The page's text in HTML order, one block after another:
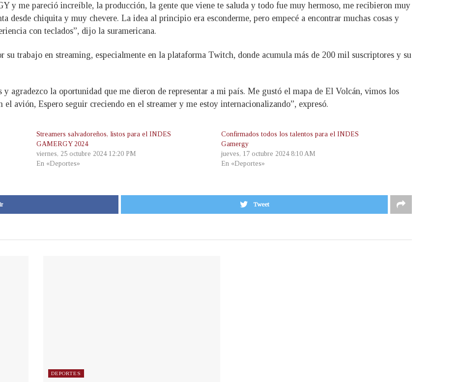
y me pareció increíble, la producción, la gente que viene te saluda y todo fue muy hermoso, me recibieron muy
desde chiquita y muy chevere. La idea al principio era esconderme, pero empecé a encontrar muchas cosas y
con teclados”, dijo la suramericana.
su trabajo en streaming, especialmente en la plataforma Twitch, donde acumula más de 200 mil suscriptores y su
y agradezco la oportunidad que me dieron de representar a mi país. Me gustó el mapa de El Volcán, vimos los
el avión, Espero seguir creciendo en el streamer y me estoy internacionalizando”, expresó.
Streamers salvadoreños, listos para el INDES
GAMERGY 2024
viernes, 25 octubre 2024 12:20 PM
En «Deportes»
Confirmados todos los talentos para el INDES
Gamergy
jueves, 17 octubre 2024 8:10 AM
En «Deportes»
Tweet
DEPORTES